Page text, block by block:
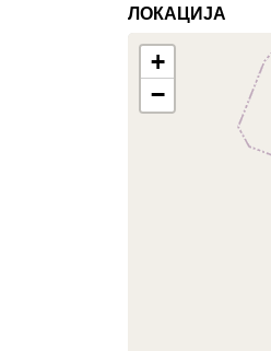
ЛОКАЦИЈА
+
−